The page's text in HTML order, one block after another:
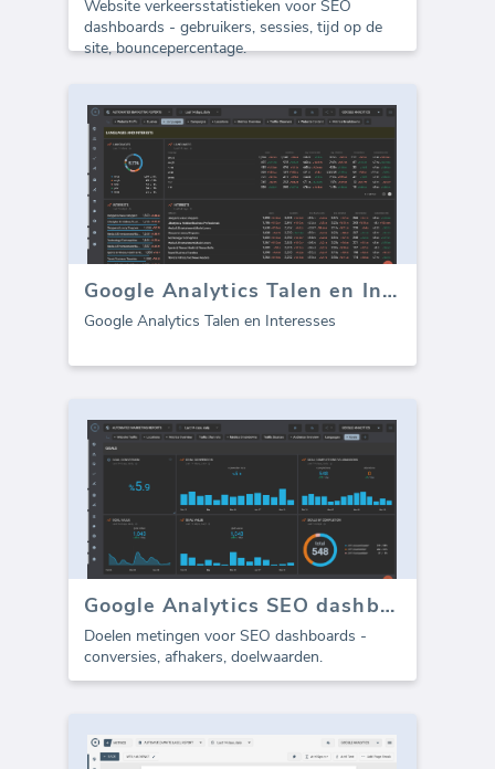
Website verkeersstatistieken voor SEO
dashboards - gebruikers, sessies, tijd op de
site, bouncepercentage.
Google Analytics Talen en Interesses
Google Analytics Talen en Interesses
Google Analytics SEO dashboard - Doelen
Doelen metingen voor SEO dashboards -
conversies, afhakers, doelwaarden.